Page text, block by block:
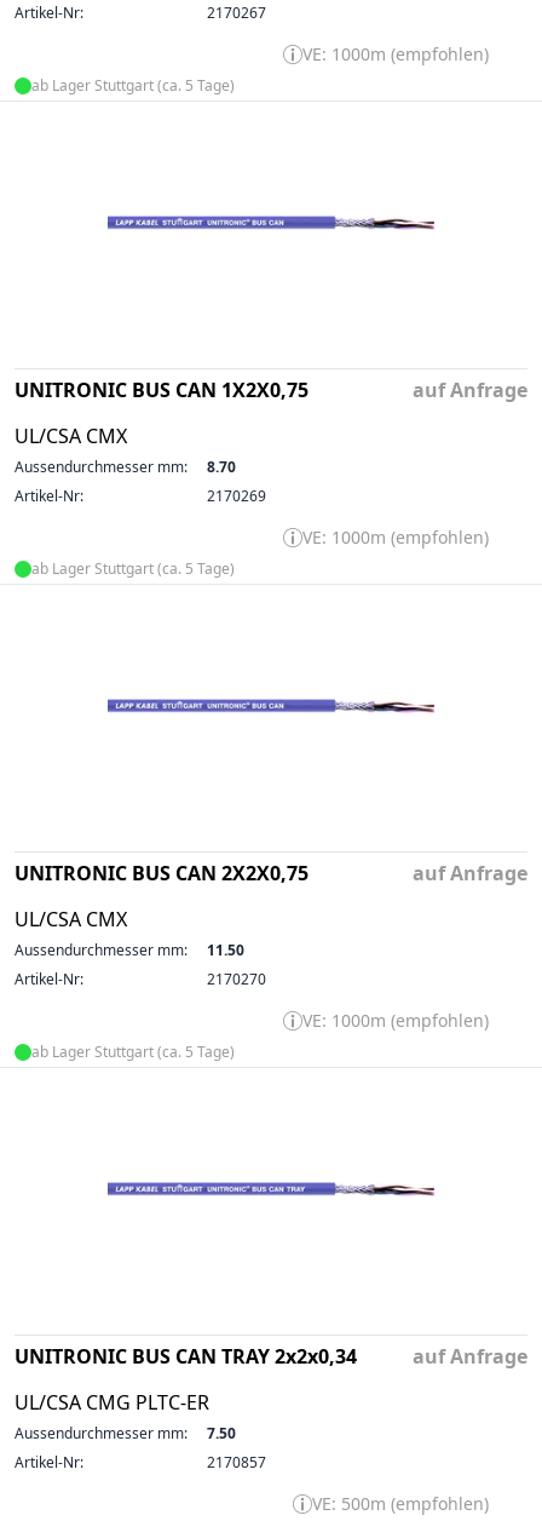
Artikel-Nr:
2170267
VE: 1000m (empfohlen)
ab Lager Stuttgart (ca. 5 Tage)
UNITRONIC BUS CAN 1X2X0,75
UL/CSA CMX
auf Anfrage
Aussendurchmesser mm:
8.70
Artikel-Nr:
2170269
VE: 1000m (empfohlen)
ab Lager Stuttgart (ca. 5 Tage)
UNITRONIC BUS CAN 2X2X0,75
UL/CSA CMX
auf Anfrage
Aussendurchmesser mm:
11.50
Artikel-Nr:
2170270
VE: 1000m (empfohlen)
ab Lager Stuttgart (ca. 5 Tage)
UNITRONIC BUS CAN TRAY 2x2x0,34
UL/CSA CMG PLTC-ER
auf Anfrage
Aussendurchmesser mm:
7.50
Artikel-Nr:
2170857
VE: 500m (empfohlen)